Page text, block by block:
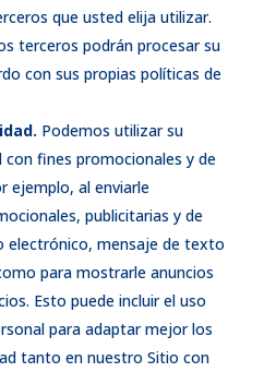
que usted elija utilizar.
terceros podrán procesar su
con sus propias políticas de
Podemos utilizar su
fines promocionales y de
ejemplo, al enviarle
publicitarias y de
electrónico, mensaje de texto
para mostrarle anuncios
Esto puede incluir el uso
para adaptar mejor los
tanto en nuestro Sitio con